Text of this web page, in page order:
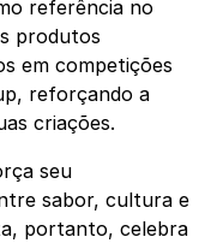
referência no
produtos
em competições
reforçando a
criações.
seu
sabor, cultura e
portanto, celebra